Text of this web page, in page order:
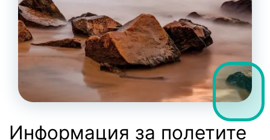
Информация за полетите